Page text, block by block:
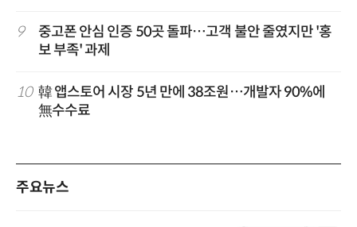
9
중고폰 안심 인증 50곳 돌파…고객 불안 줄였지만 '홍
보 부족' 과제
10 韓 앱스토어 시장 5년 만에 38조원…개발자 90%에
無수수료
주요뉴스